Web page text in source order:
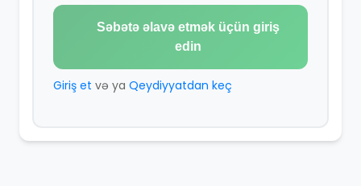
Səbətə əlavə etmək üçün giriş
edin
Giriş et və ya Qeydiyyatdan keç